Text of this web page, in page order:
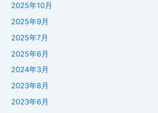
2025年10月
2025年9月
2025年7月
2025年6月
2024年3月
2023年8月
2023年6月